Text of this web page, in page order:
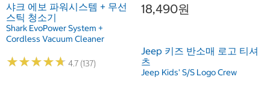
샤크 에보 파워시스템 + 무선
스틱 청소기
Shark EvoPower System +
Cordless Vacuum Cleaner
★★★★★
★★★★★ 4.7 (137)
18,490원
Jeep 키즈 반소매 로고 티셔
츠
Jeep Kids' S/S Logo Crew